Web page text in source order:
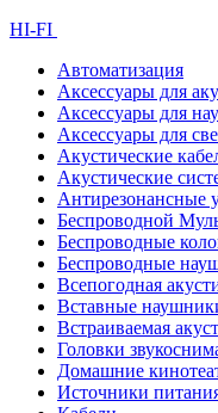
HI-FI
Автоматизация
Аксессуары для
Аксессуары для
Аксессуары для
Акустические
Акустические
Антирезонансные
Беспроводной
Беспроводные
Беспроводные
Всепогодная
Вставные
Встраиваемая
Головки
Домашние
Источники